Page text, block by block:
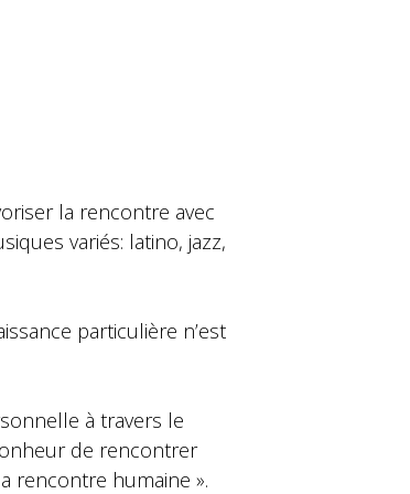
la rencontre avec
variés: latino, jazz,
particulière n’est
à travers le
de rencontrer
rencontre humaine ».